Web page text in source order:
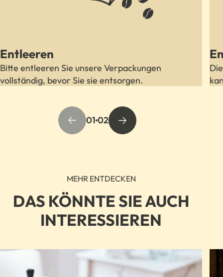
Entleeren
Bitte entleeren Sie unsere Verpackungen
vollständig, bevor Sie sie entsorgen.
0102
MEHR ENTDECKEN
DAS KÖNNTE SIE AUCH
INTERESSIEREN